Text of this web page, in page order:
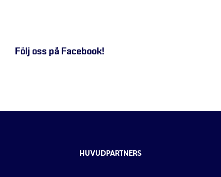
Följ oss på Facebook!
HUVUDPARTNERS